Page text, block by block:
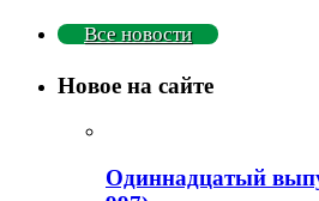
Все новости
Новое на сайте
Одиннадцатый